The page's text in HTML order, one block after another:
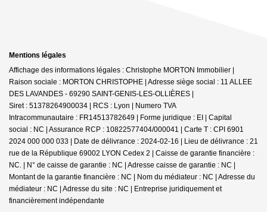
Mentions légales
Affichage des informations légales : Christophe MORTON Immobilier |
Raison sociale : MORTON CHRISTOPHE | Adresse siège social : 11 ALLEE
DES LAVANDES - 69290 SAINT-GENIS-LES-OLLIÈRES |
Siret : 51378264900034 | RCS : Lyon | Numero TVA
Intracommunautaire : FR14513782649 | Forme juridique : EI | Capital
social : NC | Assurance RCP : 10822577404/000041 | Carte T : CPI 6901
2024 000 000 033 | Date de délivrance : 2024-02-16 | Lieu de délivrance : 21
rue de la République 69002 LYON Cedex 2 | Caisse de garantie financière :
NC. | N° de caisse de garantie : NC | Adresse caisse de garantie : NC |
Montant de la garantie financière : NC | Nom du médiateur : NC | Adresse du
médiateur : NC | Adresse du site : NC | Entreprise juridiquement et
financièrement indépendante